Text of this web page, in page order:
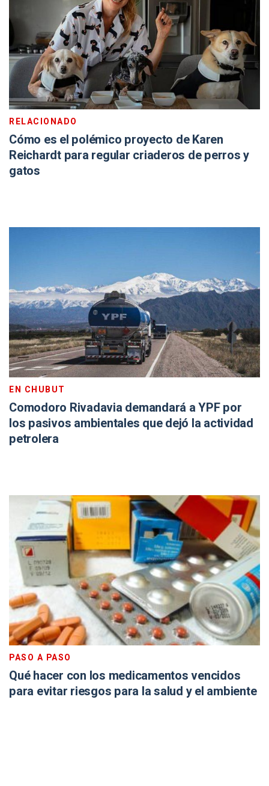
RELACIONADO
Cómo es el polémico proyecto de Karen
Reichardt para regular criaderos de perros y
gatos
EN CHUBUT
Comodoro Rivadavia demandará a YPF por
los pasivos ambientales que dejó la actividad
petrolera
PASO A PASO
Qué hacer con los medicamentos vencidos
para evitar riesgos para la salud y el ambiente